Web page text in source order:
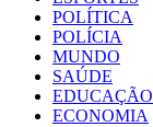
POLÍTICA
POLÍCIA
MUNDO
SAÚDE
EDUCAÇÃO
ECONOMIA